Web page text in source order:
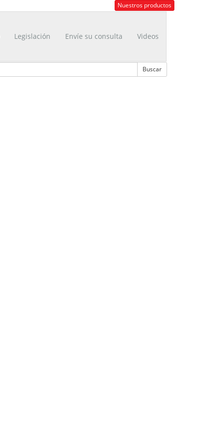
Nuestros productos
Legislación Envíe su consulta Videos